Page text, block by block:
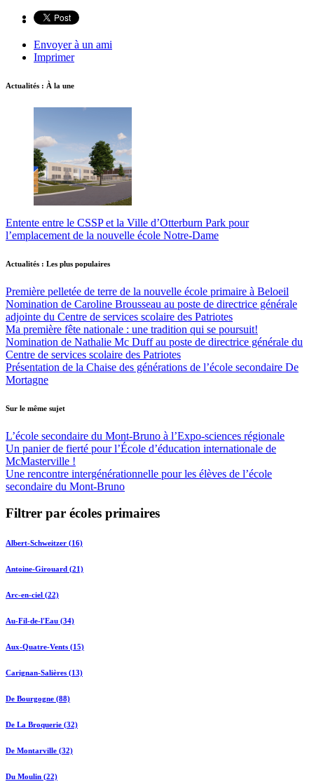
Envoyer à un ami
Imprimer
Actualités : À la une
Entente entre le CSSP et la Ville d’Otterburn Park pour
l’emplacement de la nouvelle école Notre-Dame
Actualités : Les plus populaires
Première pelletée de terre de la nouvelle école primaire à Beloeil
Nomination de Caroline Brousseau au poste de directrice générale
adjointe du Centre de services scolaire des Patriotes
Ma première fête nationale : une tradition qui se poursuit!
Nomination de Nathalie Mc Duff au poste de directrice générale du
Centre de services scolaire des Patriotes
Présentation de la Chaise des générations de l’école secondaire De
Mortagne
Sur le même sujet
L’école secondaire du Mont-Bruno à l’Expo-sciences régionale
Un panier de fierté pour l’École d’éducation internationale de
McMasterville !
Une rencontre intergénérationnelle pour les élèves de l’école
secondaire du Mont-Bruno
Filtrer par écoles primaires
Albert-Schweitzer (16)
Antoine-Girouard (21)
Arc-en-ciel (22)
Au-Fil-de-l'Eau (34)
Aux-Quatre-Vents (15)
Carignan-Salières (13)
De Bourgogne (88)
De La Broquerie (32)
De Montarville (32)
Du Moulin (22)